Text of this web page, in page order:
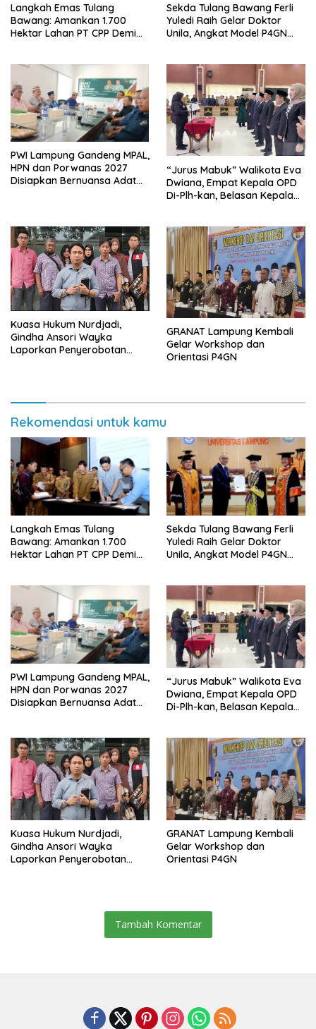
Langkah Emas Tulang
Bawang: Amankan 1.700
Hektar Lahan PT CPP Demi
Sekda Tulang Bawang Ferli
Yuledi Raih Gelar Doktor
Unila, Angkat Model P4GN
PWI Lampung Gandeng MPAL,
HPN dan Porwanas 2027
Disiapkan Bernuansa Adat
“Jurus Mabuk” Walikota Eva
Dwiana, Empat Kepala OPD
Di-Plh-kan, Belasan Kepala
Kuasa Hukum Nurdjadi,
Gindha Ansori Wayka
Laporkan Penyerobotan
GRANAT Lampung Kembali
Gelar Workshop dan
Orientasi P4GN
Rekomendasi untuk kamu
Langkah Emas Tulang
Bawang: Amankan 1.700
Hektar Lahan PT CPP Demi
Sekda Tulang Bawang Ferli
Yuledi Raih Gelar Doktor
Unila, Angkat Model P4GN
PWI Lampung Gandeng MPAL,
HPN dan Porwanas 2027
Disiapkan Bernuansa Adat
“Jurus Mabuk” Walikota Eva
Dwiana, Empat Kepala OPD
Di-Plh-kan, Belasan Kepala
Kuasa Hukum Nurdjadi,
Gindha Ansori Wayka
Laporkan Penyerobotan
GRANAT Lampung Kembali
Gelar Workshop dan
Orientasi P4GN
Tambah Komentar